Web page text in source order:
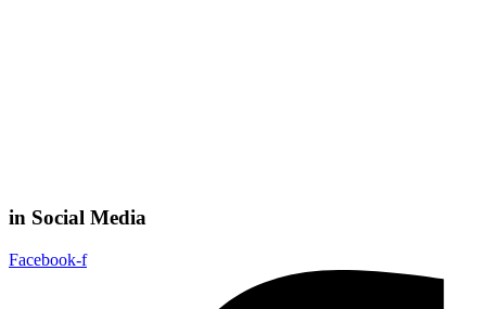
in Social Media
Facebook-f